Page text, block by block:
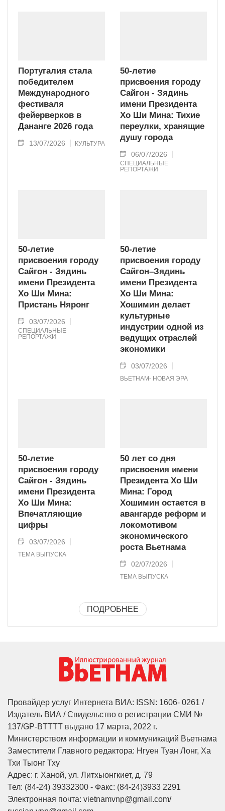
Португалия стала
победителем
Международного
фестиваля
фейерверков в
Дананге 2026 года
13/07/2026 КУЛЬТУРА
50-летие
присвоения городу
Сайгон - Зядинь
имени Президента
Хо Ши Мина: Тихие
переулки, хранящие
душу города
06/07/2026
СПЕЦИАЛЬНЫЕ
РЕПОРТАЖИ
50-летие
присвоения городу
Сайгон - Зядинь
имени Президента
Хо Ши Мина:
Пристань Няронг
03/07/2026
СПЕЦИАЛЬНЫЕ
РЕПОРТАЖИ
50-летие
присвоения городу
Сайгон–Зядинь
имени Президента
Хо Ши Мина:
Хошимин делает
культурные
индустрии одной из
ведущих отраслей
экономики
03/07/2026
ВЬЕТНАМ- НОВАЯ ЭРА
50-летие
присвоения городу
Сайгон - Зядинь
имени Президента
Хо Ши Мина:
Впечатляющие
цифры
03/07/2026
ТЕМА ВЫПУСКА
50 лет со дня
присвоения имени
Президента Хо Ши
Мина: Город
Хошимин остается в
авангарде реформ и
локомотивом
экономического
роста Вьетнама
02/07/2026
ТЕМА ВЫПУСКА
ПОДРОБНЕЕ
Провайдер услуг Интернета ВИА: ISSN: 1606- 0261 /
Издатель ВИА / Свидельство о регистрации СМИ №
137/GP-BTTTT выдано 17 марта, 2022 г.
Министерством информации и коммуникаций Вьетнама
Заместители Главного редактора: Нгуен Туан Лонг, Ха
Тхи Тыонг Тху
Адрес: г. Ханой, ул. Литхыонгкиет, д. 79
Тел: (84-24) 39332300 - Факс: (84-24)3933 2291
Электронная почта: vietnamvnp@gmail.com/